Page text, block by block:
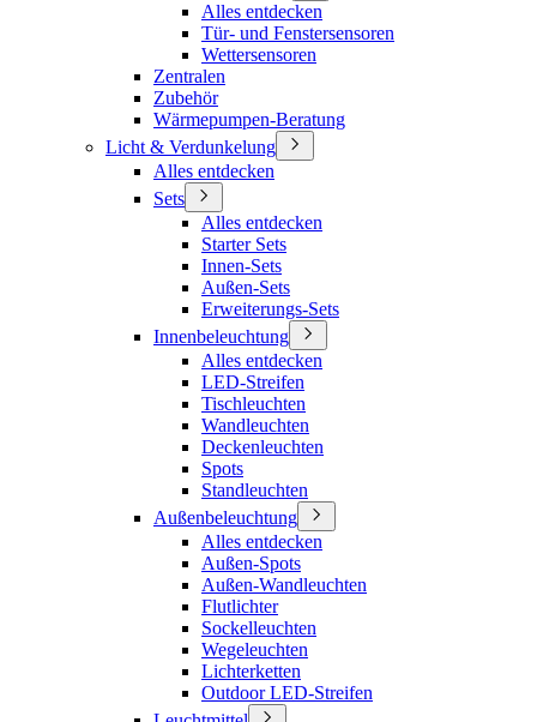
Alles entdecken
Tür- und Fenstersensoren
Wettersensoren
Zentralen
Zubehör
Wärmepumpen-Beratung
Licht & Verdunkelung
Alles entdecken
Sets
Alles entdecken
Starter Sets
Innen-Sets
Außen-Sets
Erweiterungs-Sets
Innenbeleuchtung
Alles entdecken
LED-Streifen
Tischleuchten
Wandleuchten
Deckenleuchten
Spots
Standleuchten
Außenbeleuchtung
Alles entdecken
Außen-Spots
Außen-Wandleuchten
Flutlichter
Sockelleuchten
Wegeleuchten
Lichterketten
Outdoor LED-Streifen